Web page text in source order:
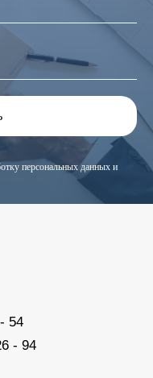
персональных данных и